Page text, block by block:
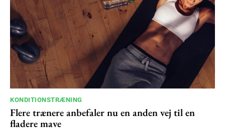
KONDITIONSTRÆNING
Flere trænere anbefaler nu en anden vej til en
fladere mave